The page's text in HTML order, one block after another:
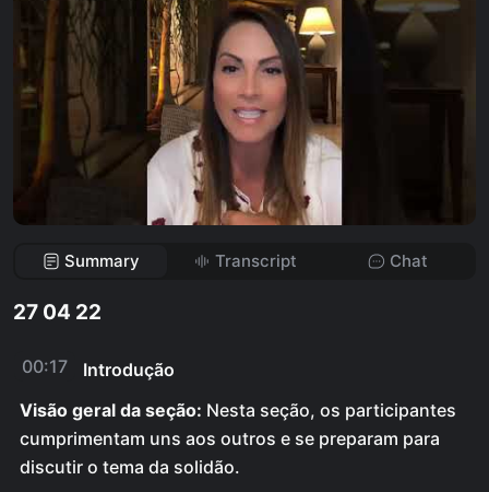
Summary Transcript Chat
27 04 22
00:17
Introdução
Visão geral da seção: Nesta seção, os participantes
cumprimentam uns aos outros e se preparam para
discutir o tema da solidão.